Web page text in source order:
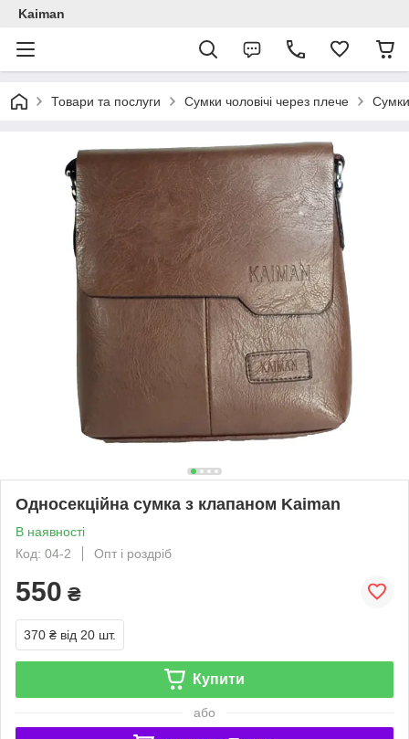
Kaiman
Товари та послуги Сумки чоловічі через плече
Односекційна сумка з клапаном Kaiman
В наявності
Код: 04-2
Опт і роздріб
550 ₴
370 ₴ від 20 шт.
Купити
або